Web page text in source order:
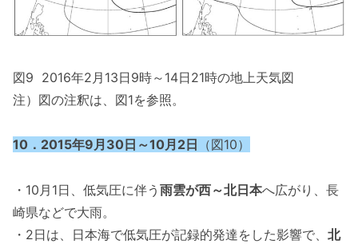
図9 2016年2月13日9時～14日21時の地上天気図
注）図の注釈は、図1を参照。
10．2015年9月30日～10月2日 （図10）
・10月1日、低気圧に伴う 雨雲が西～北日本へ広がり、長
崎県などで大雨。
・2日は、日本海で低気圧が記録的発達をした影響で、 北